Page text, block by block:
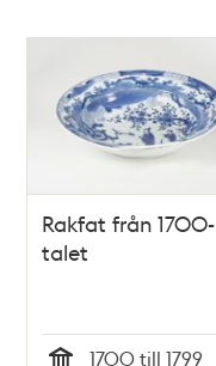
Rakfat från 1700-
talet
1700 till 1799